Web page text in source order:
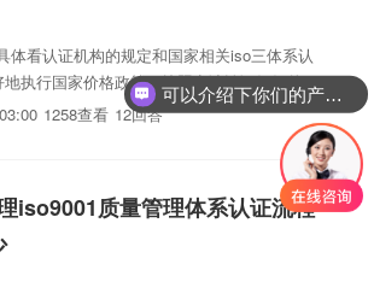
体看认证机构的规定和国家相关iso三体系认
执行国家价格政策，按照申请认证组织的规
考虑其他影响认证工作量的因素，在鼓励优
，形成质量管理体系认证、环境管理体系认
全管理体系认证等管理体系认证最低限价（总
1258查看 12回答
iso9001质量管理体系认证流程
可以介绍下你们的产品么？